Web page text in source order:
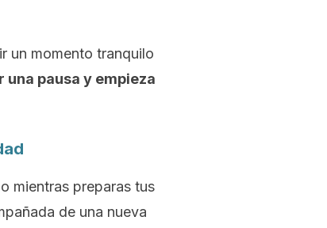
un momento tranquilo
una pausa y empieza
mientras preparas tus
de una nueva